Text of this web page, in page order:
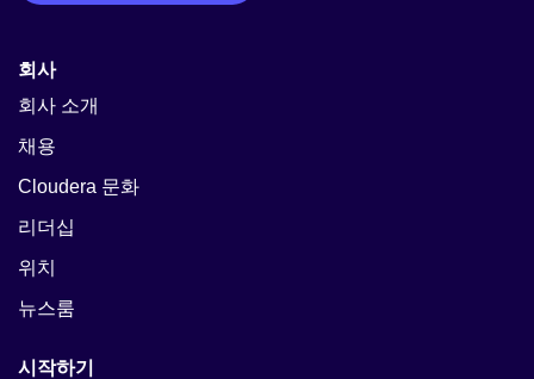
회사
회사 소개
채용
Cloudera 문화
리더십
위치
뉴스룸
시작하기